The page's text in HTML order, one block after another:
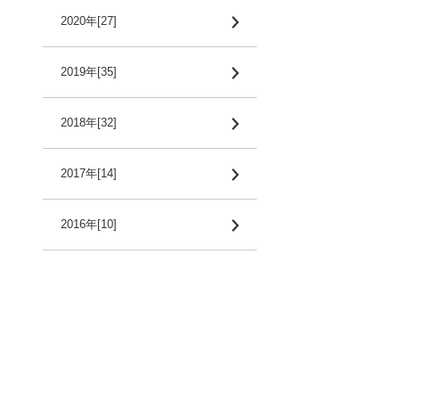
2020年[27]
2019年[35]
2018年[32]
2017年[14]
2016年[10]